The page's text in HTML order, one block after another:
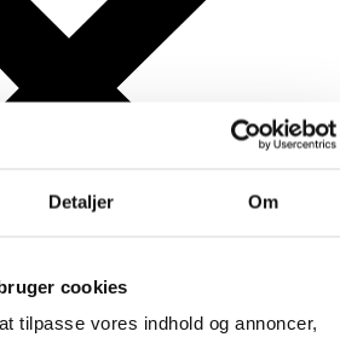
Detaljer Om
cookies
tilpasse vores indhold og annoncer,